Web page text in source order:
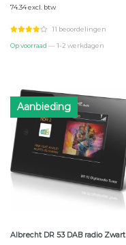
was:
€107,94.€89,95.
74.34 excl. btw
11 beoordelingen
Op voorraad — 1-2 werkdagen
Aanbieding
Albrecht DR 53 DAB radio Zwart